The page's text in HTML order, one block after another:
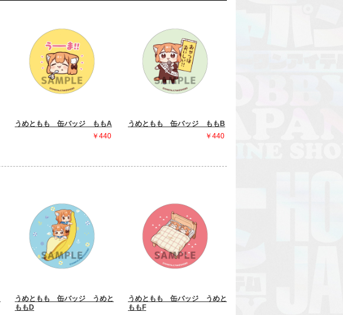
うめともも 缶バッジ ももA
￥440
うめともも 缶バッジ ももB
￥440
うめともも 缶バッジ うめと
ももD
うめともも 缶バッジ うめと
ももF